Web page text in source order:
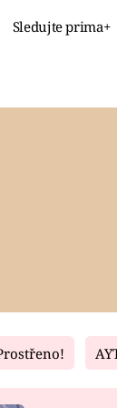
Sledujte prima+